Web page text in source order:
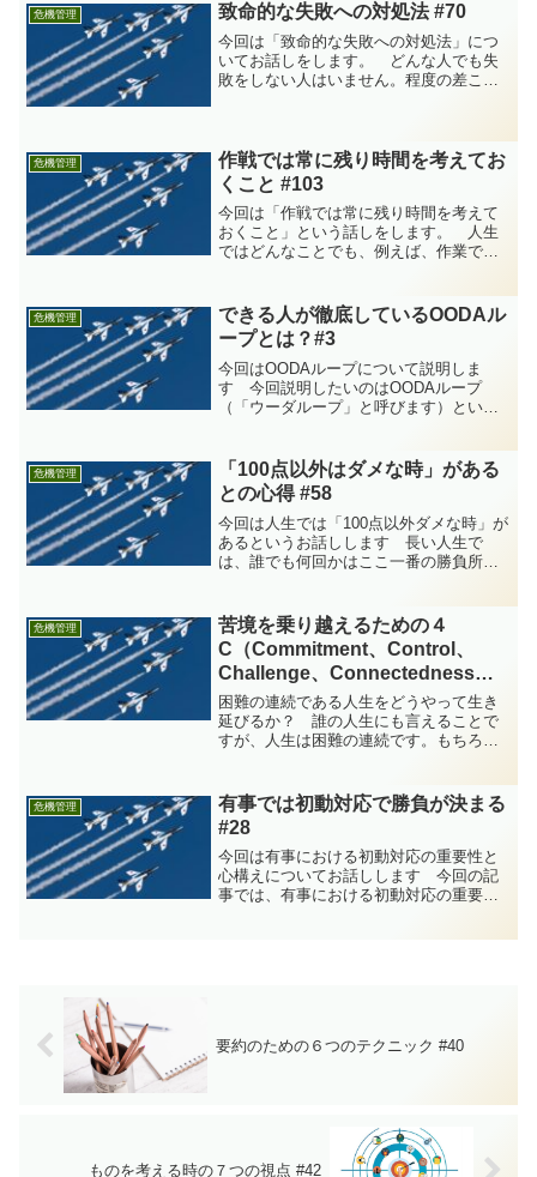
危機管理 致命的な失敗への対処法 #70
今回は「致命的な失敗への対処法」につ
いてお話しをします。 どんな人でも失
敗をしない人はいません。程度の差こそ
不能になるような致命的な...
危機管理
作戦では常に残り時間を考えてお
くこと #103
今回は「作戦では常に残り時間を考えて
おくこと」という話しをします。 人生
ではどんなことでも、例えば、作業でも
にも制限時間（または期限）がありま
す。言い換えれば、どんなこ...
危機管理
できる人が徹底しているOODAル
ープとは？#3
今回はOODAループについて説明しま
す 今回説明したいのはOODAループ
（「ウーダループ」と呼びます）という
いくのですが、まず頭に入れておいて欲
しいのは次の２点です。...
危機管理
「100点以外はダメな時」がある
との心得 #58
今回は人生では「100点以外ダメな時」が
あるというお話しします 長い人生で
は、誰でも何回かはここ一番の勝負所と
てそう頻繁にあるわけではないのです
が、もしも遭遇したと...
危機管理
苦境を乗り越えるための４
C（Commitment、Control、
Challenge、Connectedness）
#2
困難の連続である人生をどうやって生き
延びるか？ 誰の人生にも言えることで
すが、人生は困難の連続です。もちろん
ないでしょう。長い人生では困難な状況
に直面する場面も必ずあり...
危機管理
有事では初動対応で勝負が決まる
#28
今回は有事における初動対応の重要性と
心構えについてお話しします 今回の記
事では、有事における初動対応の重要性
要約のための６つのテクニック #40
ものを考える時の７つの視点 #42